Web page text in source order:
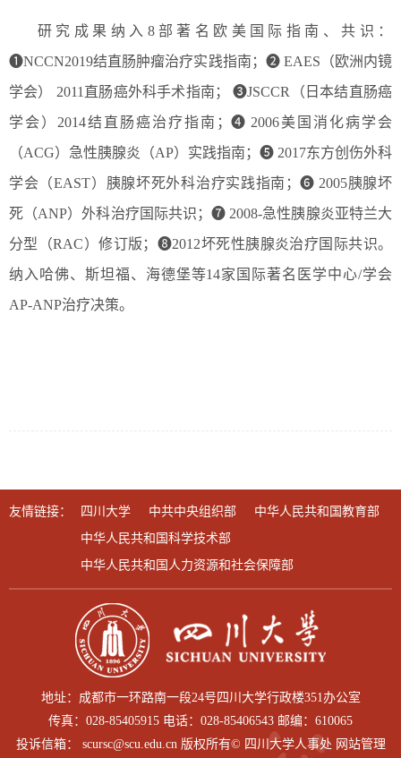
研究成果纳入8部著名欧美国际指南、共识：
➊NCCN2019结直肠肿瘤治疗实践指南；➋ EAES（欧洲内镜
学会） 2011直肠癌外科手术指南； ➌JSCCR（日本结直肠癌
学会）2014结直肠癌治疗指南；➍ 2006美国消化病学会
（ACG）急性胰腺炎（AP）实践指南；➎ 2017东方创伤外科
学会（EAST）胰腺坏死外科治疗实践指南；➏ 2005胰腺坏
死（ANP）外科治疗国际共识；➐ 2008-急性胰腺炎亚特兰大
分型（RAC）修订版；❽2012坏死性胰腺炎治疗国际共识。
纳入哈佛、斯坦福、海德堡等14家国际著名医学中心/学会
AP-ANP治疗决策。
友情链接： 四川大学 中共中央组织部
中华人民共和国教育部
中华人民共和国科学技术部
中华人民共和国人力资源和社会保障部
地址：成都市一环路南一段24号四川大学行政楼351办公室
传真：028-85405915 电话：028-85406543 邮编：610065
投诉信箱： scursc@scu.edu.cn 版权所有© 四川大学人事处 网站管理